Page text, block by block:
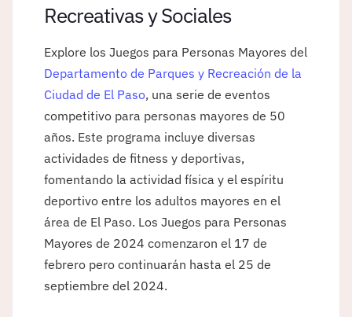
Recreativas y Sociales
Explore los Juegos para Personas Mayores del
Departamento de Parques y Recreación de la
Ciudad de El Paso, una serie de eventos
competitivo para personas mayores de 50
años. Este programa incluye diversas
actividades de fitness y deportivas,
fomentando la actividad física y el espíritu
deportivo entre los adultos mayores en el
área de El Paso. Los Juegos para Personas
Mayores de 2024 comenzaron el 17 de
febrero pero continuarán hasta el 25 de
septiembre del 2024.